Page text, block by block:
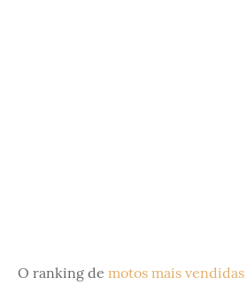
O ranking de motos mais vendidas